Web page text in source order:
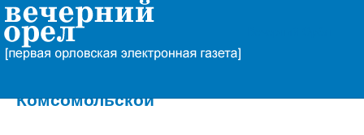
В Орле восстановят горячее
Комсомольской